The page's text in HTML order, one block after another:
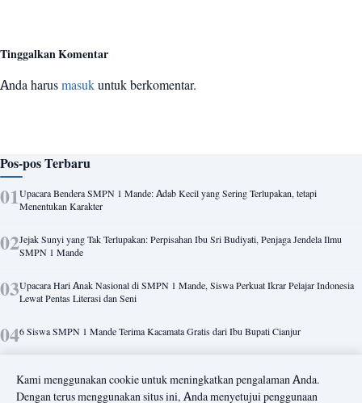
Tinggalkan Komentar
Anda harus masuk untuk berkomentar.
Pos-pos Terbaru
Upacara Bendera SMPN 1 Mande: Adab Kecil yang Sering Terlupakan, tetapi
Menentukan Karakter
Jejak Sunyi yang Tak Terlupakan: Perpisahan Ibu Sri Budiyati, Penjaga Jendela Ilmu
SMPN 1 Mande
Upacara Hari Anak Nasional di SMPN 1 Mande, Siswa Perkuat Ikrar Pelajar Indonesia
Lewat Pentas Literasi dan Seni
6 Siswa SMPN 1 Mande Terima Kacamata Gratis dari Ibu Bupati Cianjur
Kekompakan Tim Jadi Kunci
Kami menggunakan cookie untuk meningkatkan pengalaman Anda.
Dengan terus menggunakan situs ini, Anda menyetujui penggunaan